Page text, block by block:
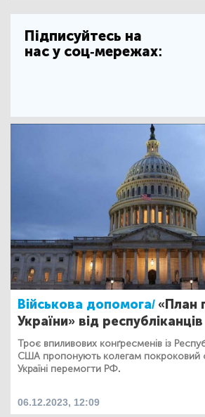
Підписуйтесь на
нас у соц-мережах:
Військова допомога/«План
України» від республіканців
Троє впиливових конґресменів із
США пропонують колегам покроковий
Україні перемогти РФ.
06.12.2023, 12:09